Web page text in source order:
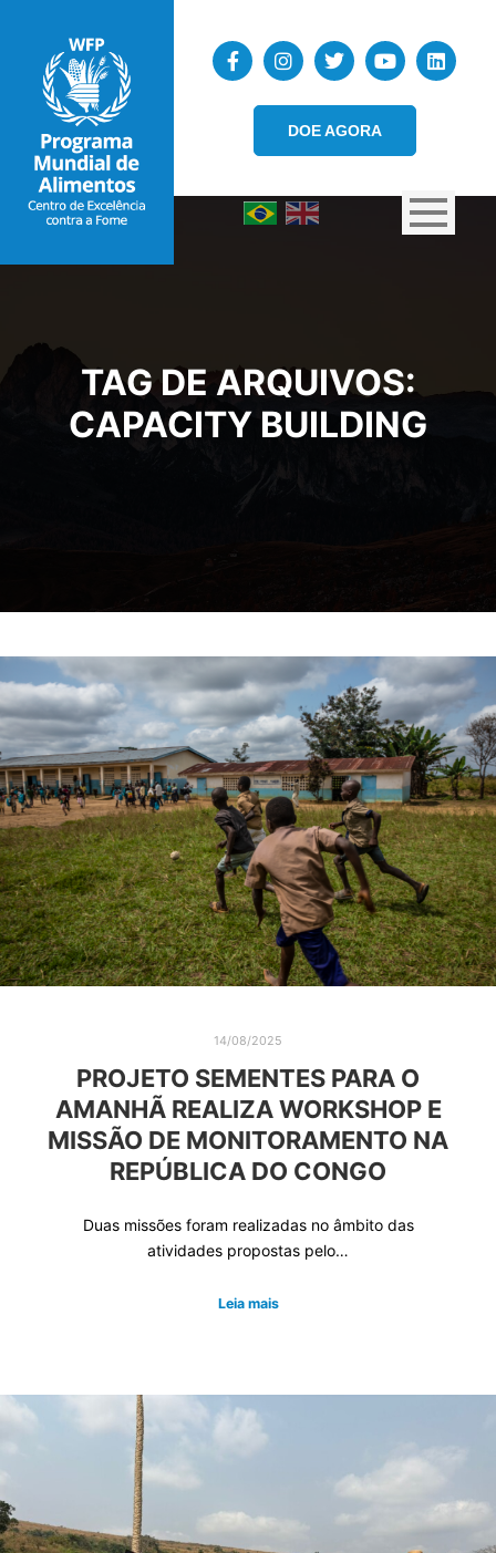
DOE AGORA
TAG DE ARQUIVOS:
CAPACITY BUILDING
14/08/2025
PROJETO SEMENTES PARA O
AMANHÃ REALIZA WORKSHOP E
MISSÃO DE MONITORAMENTO NA
REPÚBLICA DO CONGO
Duas missões foram realizadas no âmbito das
atividades propostas pelo…
Leia mais